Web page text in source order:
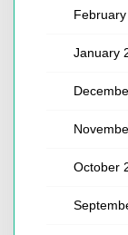
January
October